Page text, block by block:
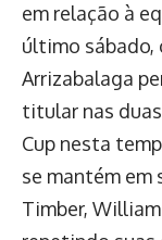
em relação à
último sábado,
Arrizabalaga
titular nas
Cup nesta
se mantém em
Timber,